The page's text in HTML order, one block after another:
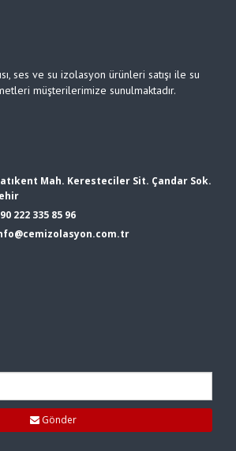
ses ve su izolasyon ürünleri satışı ile su
müşterilerimize sunulmaktadır.
Mah. Keresteciler Sit. Çandar Sok.
222 335 85 96
Gönder